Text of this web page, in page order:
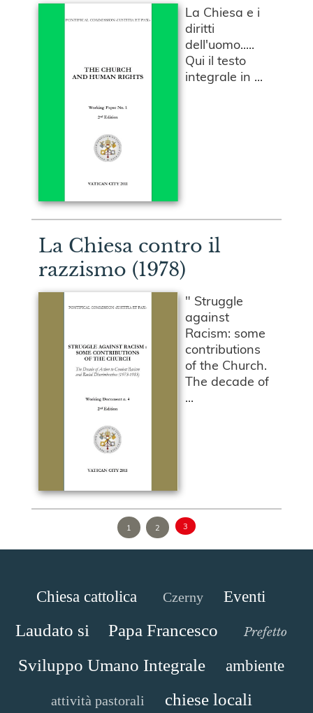
La Chiesa e i
diritti
dell'uomo.....
Qui il testo
integrale in ...
La Chiesa contro il
razzismo (1978)
" Struggle
against
Racism: some
contributions
of the Church.
The decade of
...
1 2 3
Chiesa cattolica Czerny Eventi
Laudato si Papa Francesco Prefetto
Sviluppo Umano Integrale ambiente
attività pastorali chiese locali